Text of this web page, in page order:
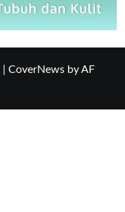
CoverNewsby AF